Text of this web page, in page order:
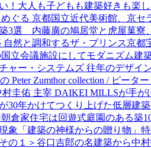
大人も子どもも建築好きも楽
ぐる 京都国立近代美術館、京
3選 内藤廣の鳩居堂と虎屋菓寮
然と調和するザ・プリンス京都
立会議施設にしてモダニズム建
ャー・システムズ 往年のデザイ
Peter Zumthor collection / ピー
圭佑 主宰 DAIKEI MILLSが手が
30年かけてつくり上げた低層建
倉家住宅は回遊式庭園のある築
象「建築の神様からの贈り物」
の１＞谷口吉郎の名建築から中